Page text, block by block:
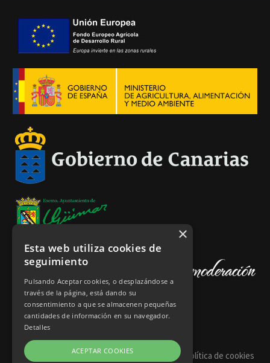
Política de privacidad Aviso legal Política de cookies
Esta web utiliza cookies de
seguimiento
Pulsando Aceptar cookies, o desplazándose a
través de la página, está dando su
consentimiento a que se almacenen pequeñas
cantidades de información en su navegador.
Detalles
ACEPTAR COOKIES
×